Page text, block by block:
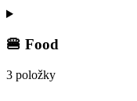
🍔 Food
3 položky